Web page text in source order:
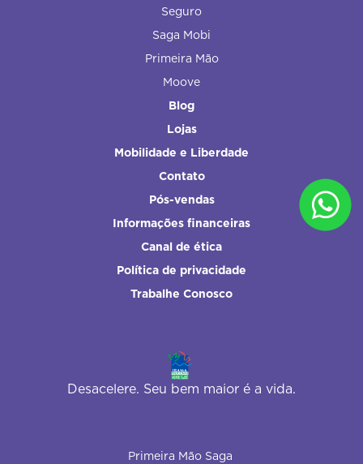
Seguro
Saga Mobi
Primeira Mão
Moove
Blog
Lojas
Mobilidade e Liberdade
Contato
Pós-vendas
Informações financeiras
Canal de ética
Política de privacidade
Trabalhe Conosco
Desacelere. Seu bem maior é a vida.
Primeira Mão Saga